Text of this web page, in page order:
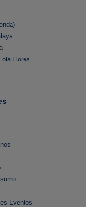
Flores
Eventos